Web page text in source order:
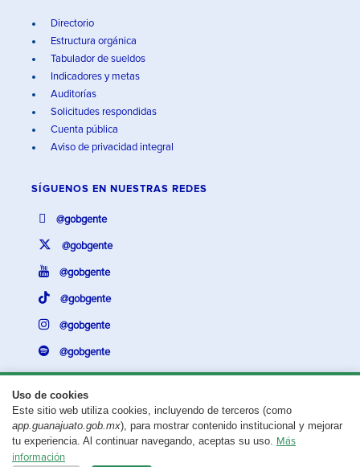
Uso de cookies
Este sitio web utiliza cookies, incluyendo de terceros (como
app.guanajuato.gob.mx), para mostrar contenido institucional y mejorar
tu experiencia. Al continuar navegando, aceptas su uso. Más
información
Directorio
Estructura orgánica
Tabulador de sueldos
Indicadores y metas
Auditorías
Solicitudes respondidas
Cuenta pública
Aviso de privacidad integral
SÍGUENOS EN NUESTRAS REDES
@gobgente
@gobgente
@gobgente
@gobgente
@gobgente
@gobgente
¿Existe algún problema con esta página?Repórtalo aquí.
Aviso legal